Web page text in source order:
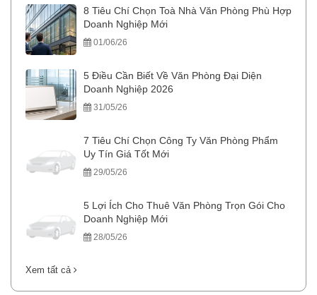
8 Tiêu Chí Chọn Toà Nhà Văn Phòng Phù Hợp
Doanh Nghiệp Mới
01/06/26
5 Điều Cần Biết Về Văn Phòng Đại Diện
Doanh Nghiệp 2026
31/05/26
7 Tiêu Chí Chọn Công Ty Văn Phòng Phẩm
Uy Tín Giá Tốt Mới
29/05/26
5 Lợi Ích Cho Thuê Văn Phòng Trọn Gói Cho
Doanh Nghiệp Mới
28/05/26
Xem tất cả